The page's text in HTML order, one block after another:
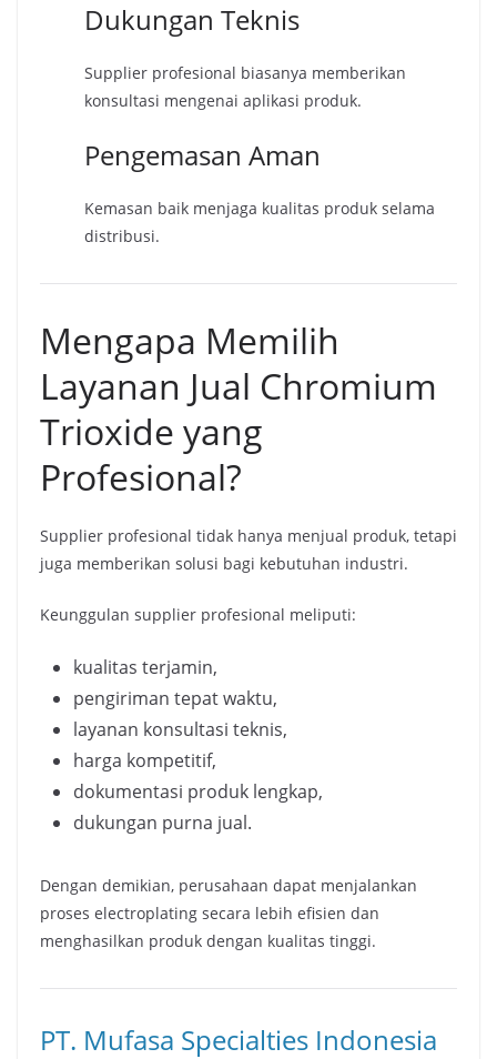
Dukungan Teknis
Supplier profesional biasanya memberikan
konsultasi mengenai aplikasi produk.
Pengemasan Aman
Kemasan baik menjaga kualitas produk selama
distribusi.
Mengapa Memilih
Layanan Jual Chromium
Trioxide yang
Profesional?
Supplier profesional tidak hanya menjual produk, tetapi
juga memberikan solusi bagi kebutuhan industri.
Keunggulan supplier profesional meliputi:
kualitas terjamin,
pengiriman tepat waktu,
layanan konsultasi teknis,
harga kompetitif,
dokumentasi produk lengkap,
dukungan purna jual.
Dengan demikian, perusahaan dapat menjalankan
proses electroplating secara lebih efisien dan
menghasilkan produk dengan kualitas tinggi.
PT. Mufasa Specialties Indonesia